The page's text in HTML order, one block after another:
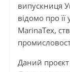
випускниця
відомо про
MarinaTex,
Даний проєкт